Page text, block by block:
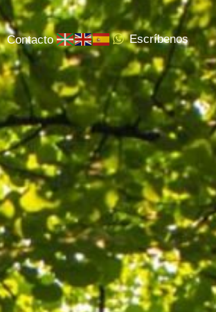
Contacto Escríbenos
Blog Contacto Escríbenos